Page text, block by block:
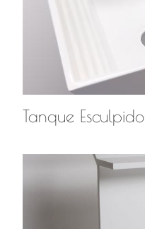
Tanque Esculpido